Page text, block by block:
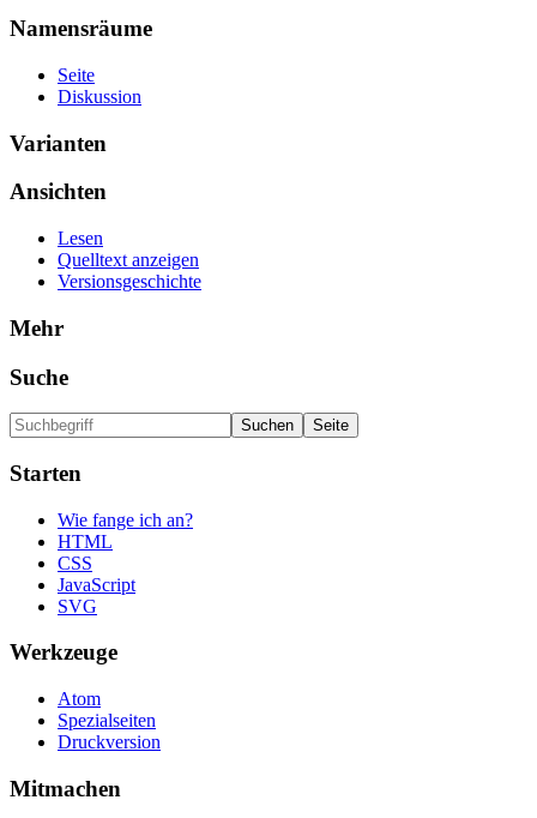
Namensräume
Seite
Diskussion
Varianten
Ansichten
Lesen
Quelltext anzeigen
Versionsgeschichte
Mehr
Suche
Starten
Wie fange ich an?
HTML
CSS
JavaScript
SVG
Werkzeuge
Atom
Spezialseiten
Druckversion
Mitmachen